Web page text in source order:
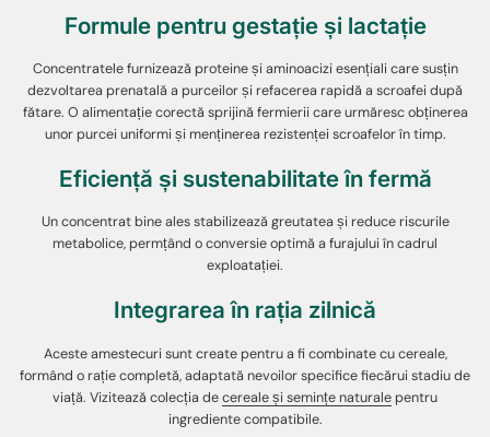
Formule pentru gestație și lactație
Concentratele furnizează proteine și aminoacizi esențiali care susțin
dezvoltarea prenatală a purceilor și refacerea rapidă a scroafei după
fătare. O alimentație corectă sprijină fermierii care urmăresc obținerea
unor purcei uniformi și menținerea rezistenței scroafelor în timp.
Eficiență și sustenabilitate în fermă
Un concentrat bine ales stabilizează greutatea și reduce riscurile
metabolice, permțând o conversie optimă a furajului în cadrul
exploatației.
Integrarea în rația zilnică
Aceste amestecuri sunt create pentru a fi combinate cu cereale,
formând o rație completă, adaptată nevoilor specifice fiecărui stadiu de
viață. Vizitează colecția decereale și semințe naturalepentru
ingrediente compatibile.